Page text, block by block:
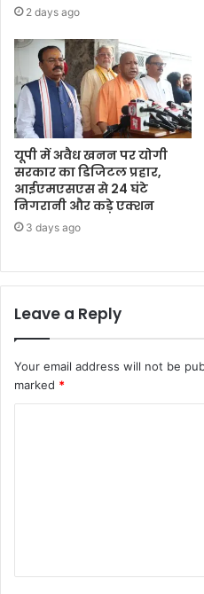
2 days ago
यूपी में अवैध खनन पर योगी
सरकार का डिजिटल प्रहार,
आईएमएसएस से 24 घंटे
निगरानी और कड़े एक्शन
3 days ago
Leave a Reply
Your email address will not be
marked *